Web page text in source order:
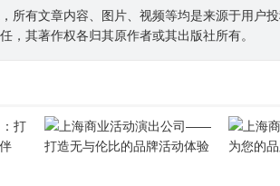
所有文章内容、图片、视频等均是来源于用户
，其著作权各归其原作者或其出版社所有。